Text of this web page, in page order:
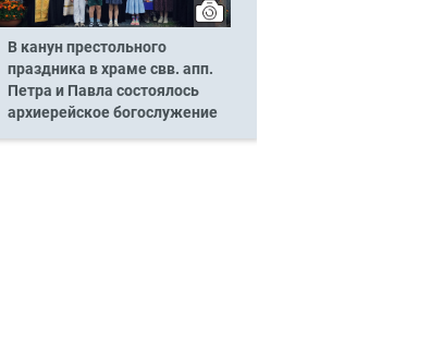
В канун престольного
праздника в храме свв. апп.
Петра и Павла состоялось
архиерейское богослужение